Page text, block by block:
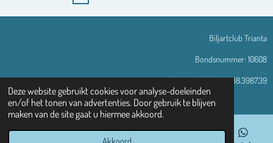
Deze website gebruikt cookies voor analyse-doeleinden
en/of het tonen van advertenties. Door gebruik te blijven
maken van de site gaat u hiermee akkoord.
Akkoord
Biljartclub Trianta
Bondsnummer: 10608
IBAN: NL94 RABO 0138.3987.39
© 2013 - 2026 Trianta-assen.nl